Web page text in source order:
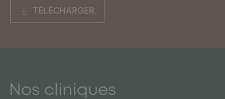
TÉLÉCHARGER
Nos cliniques